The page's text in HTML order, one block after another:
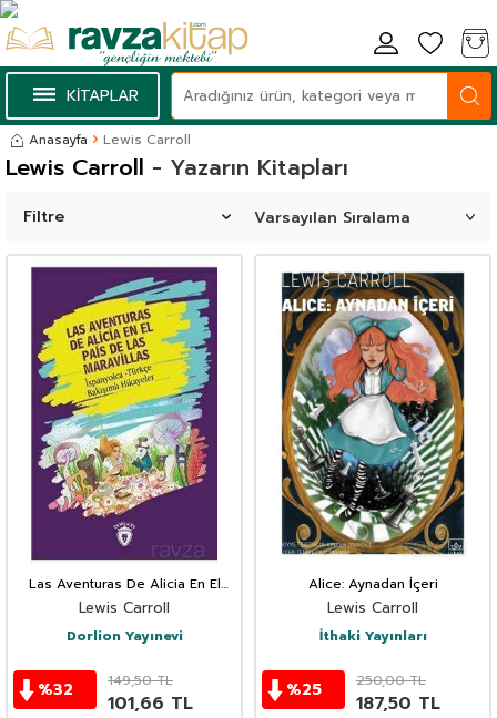
KİTAPLAR
Anasayfa Lewis Carroll
- Yazarın Kitapları
Lewis Carroll
Filtre
Las Aventuras De Alicia En El
País De Las Maravillas İspanyolca
Türkçe Bakışımlı Hikayeler
Lewis Carroll
Dorlion Yayınevi
%32 149,50TL
101,66 TL
Alice: Aynadan İçeri
Lewis Carroll
İthaki Yayınları
%25 250,00TL
187,50 TL